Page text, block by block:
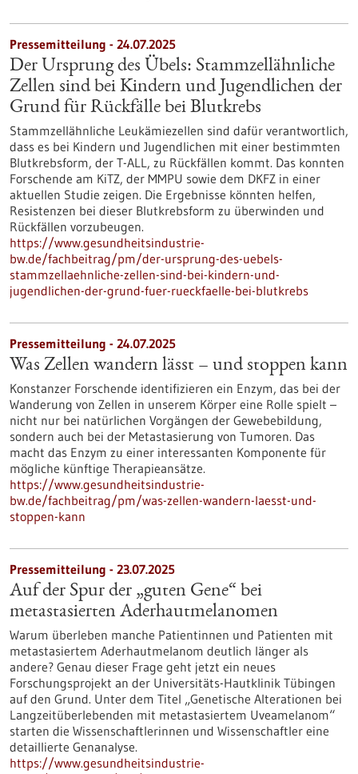
Pressemitteilung - 24.07.2025
Der Ursprung des Übels: Stammzellähnliche
Zellen sind bei Kindern und Jugendlichen der
Grund für Rückfälle bei Blutkrebs
Stammzellähnliche Leukämiezellen sind dafür verantwortlich,
dass es bei Kindern und Jugendlichen mit einer bestimmten
Blutkrebsform, der T-ALL, zu Rückfällen kommt. Das konnten
Forschende am KiTZ, der MMPU sowie dem DKFZ in einer
aktuellen Studie zeigen. Die Ergebnisse könnten helfen,
Resistenzen bei dieser Blutkrebsform zu überwinden und
Rückfällen vorzubeugen.
https://www.gesundheitsindustrie-
bw.de/fachbeitrag/pm/der-ursprung-des-uebels-
stammzellaehnliche-zellen-sind-bei-kindern-und-
jugendlichen-der-grund-fuer-rueckfaelle-bei-blutkrebs
Pressemitteilung - 24.07.2025
Was Zellen wandern lässt – und stoppen kann
Konstanzer Forschende identifizieren ein Enzym, das bei der
Wanderung von Zellen in unserem Körper eine Rolle spielt –
nicht nur bei natürlichen Vorgängen der Gewebebildung,
sondern auch bei der Metastasierung von Tumoren. Das
macht das Enzym zu einer interessanten Komponente für
mögliche künftige Therapieansätze.
https://www.gesundheitsindustrie-
bw.de/fachbeitrag/pm/was-zellen-wandern-laesst-und-
stoppen-kann
Pressemitteilung - 23.07.2025
Auf der Spur der „guten Gene“ bei
metastasierten Aderhautmelanomen
Warum überleben manche Patientinnen und Patienten mit
metastasiertem Aderhautmelanom deutlich länger als
andere? Genau dieser Frage geht jetzt ein neues
Forschungsprojekt an der Universitäts-Hautklinik Tübingen
auf den Grund. Unter dem Titel „Genetische Alterationen bei
Langzeitüberlebenden mit metastasiertem Uveamelanom“
starten die Wissenschaftlerinnen und Wissenschaftler eine
detaillierte Genanalyse.
https://www.gesundheitsindustrie-